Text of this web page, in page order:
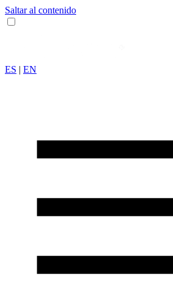
Saltar al contenido
ES | EN